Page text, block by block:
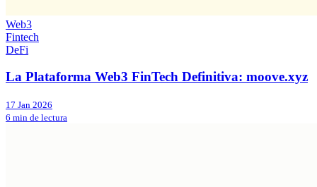
Web3
Fintech
DeFi
La Plataforma Web3 FinTech Definitiva: moove.xyz
17 Jan 2026
6 min de lectura